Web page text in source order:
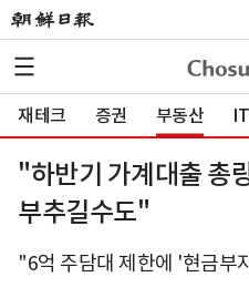
재테크 증권 부동산 IT
"하반기 가계대출 총
부추길수도"
"6억 주담대 제한에 '현금부